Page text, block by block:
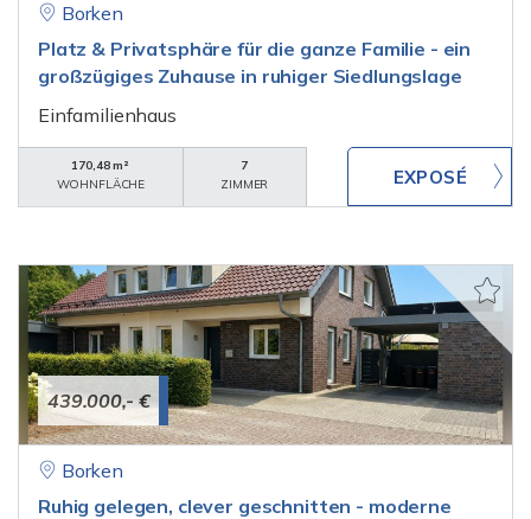
Borken
Platz & Privatsphäre für die ganze Familie - ein
großzügiges Zuhause in ruhiger Siedlungslage
Einfamilienhaus
170,48 m²
WOHNFLÄCHE
7
ZIMMER
439.000,- €
Borken
Ruhig gelegen, clever geschnitten - moderne